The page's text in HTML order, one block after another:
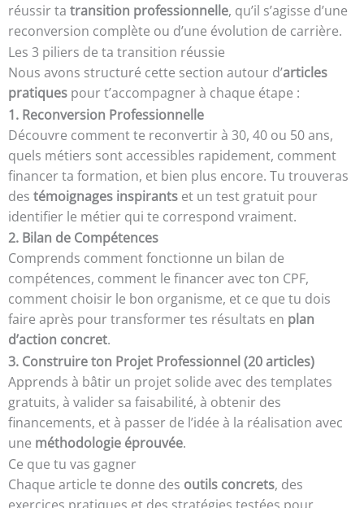
réussir ta transition professionnelle, qu’il s’agisse d’une
reconversion complète ou d’une évolution de carrière.
Les 3 piliers de ta transition réussie
Nous avons structuré cette section autour d’articles
pratiques pour t’accompagner à chaque étape :
1. Reconversion Professionnelle
Découvre comment te reconvertir à 30, 40 ou 50 ans,
quels métiers sont accessibles rapidement, comment
financer ta formation, et bien plus encore. Tu trouveras
des témoignages inspirants et un test gratuit pour
identifier le métier qui te correspond vraiment.
2. Bilan de Compétences
Comprends comment fonctionne un bilan de
compétences, comment le financer avec ton CPF,
comment choisir le bon organisme, et ce que tu dois
faire après pour transformer tes résultats en plan
d’action concret.
3. Construire ton Projet Professionnel (20 articles)
Apprends à bâtir un projet solide avec des templates
gratuits, à valider sa faisabilité, à obtenir des
financements, et à passer de l’idée à la réalisation avec
une méthodologie éprouvée.
Ce que tu vas gagner
Chaque article te donne des outils concrets, des